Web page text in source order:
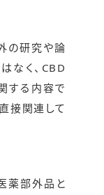
の研究や論
なく、CBD
する内容で
接関連して
薬部外品と